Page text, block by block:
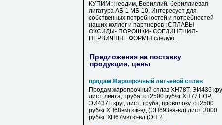
КУПИМ : неодим, Бериллий.-бериллиевая
лигатура АБ-1 МБ-10. Интересует для
собственных потребностей и потребностей
наших коллег и партнеров : СПЛАВЫ-
ОКСИДЫ- ПОРОШКИ- СОЕДИНЕНИЯ-
ПЕРВИЧНЫЕ ФОРМЫ следую...
Предложения на поставку
продукции, цены
продам Жаропрочный литьевой сплав
Продам жаропрочный сплав ХН78Т, ЭИ435
лист, лента, труба. от2500 руб\кг ХН77ТЮР,
ЭИ437Б круг, лист, труба, проволоку. от2500
руб/кг ХН68вмтюк-вд (ЭП693ва-вд) лист. 3000
руб/кг. ХН67мвтю-вд (ЭП 2...